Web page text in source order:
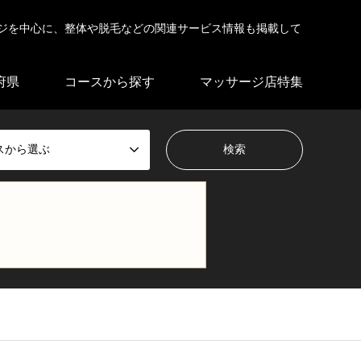
中心に、整体や脱毛などの関連サービス情報も掲載して
県 コースから探す マッサージ店特集
から選ぶ